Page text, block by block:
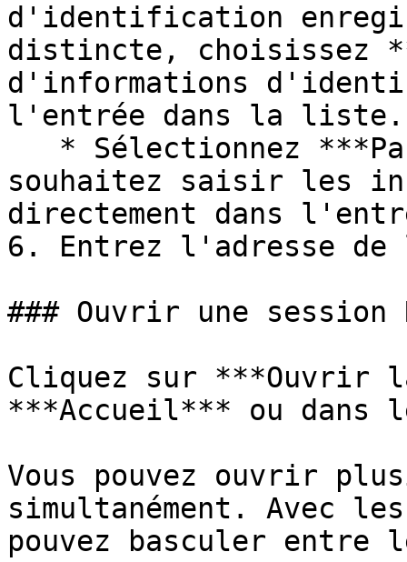
d'identification
distincte, choisissez
d'informations
l'entrée dans la liste.
souhaitez saisir les
directement dans
6. Entrez l'adresse
### Ouvrir une session
Cliquez sur ***Ouvrir
***Accueil*** ou dans
Vous pouvez ouvrir
simultanément. Avec
pouvez basculer